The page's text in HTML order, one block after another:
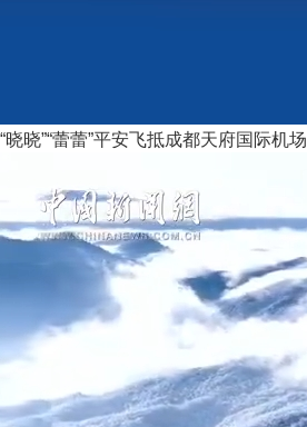
“晓晓”“蕾蕾”平安飞抵成都天府国际机场